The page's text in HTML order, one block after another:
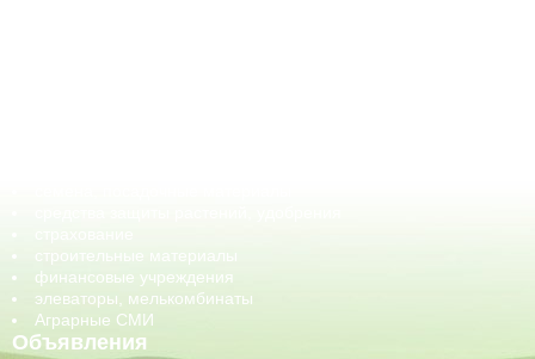
строительные материалы
финансовые учреждения
элеваторы, мелькомбинаты
Аграрные СМИ
Объявления